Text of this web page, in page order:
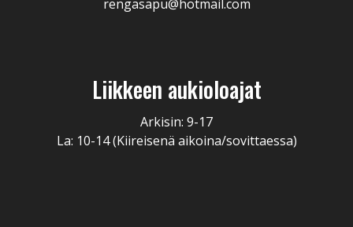
rengasapu@hotmail.com
Liikkeen aukioloajat
Arkisin: 9-17
La: 10-14 (Kiireisenä aikoina/sovittaessa)